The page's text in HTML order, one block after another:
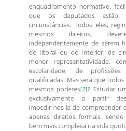
enquadramento normativo,
que os deputados estão
circunstâncias. Todos eles,
mesmos direitos,
independentemente de serem
do litoral ou do interior, de
menor representatividade,
escolaridade, de
qualificadas. Mas será que
mesmos poderes[2]? Estudar
exclusivamente a partir
impedir-nos-ia de compreender
apenas direitos formais,
bem mais complexa na vida